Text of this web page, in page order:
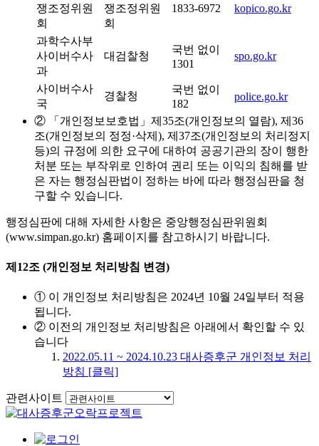
쟁조정위원
회
쟁조정위원
회
1833-6972 kopico.go.kr
과학수사부
사이버수사
과
대검찰청
국번 없이
1301
spo.go.kr
사이버수사
국
경찰청
국번 없이
182
police.go.kr
② 「개인정보보호법」제35조(개인정보의 열람), 제36
조(개인정보의 정정·삭제), 제37조(개인정보의 처리정지
등)의 규정에 의한 요구에 대하여 공공기관의 장이 행한
처분 또는 부작위로 인하여 권리 또는 이익의 침해를 받
은 자는 행정심판법이 정하는 바에 따라 행정심판을 청
구할 수 있습니다.
행정심판에 대해 자세한 사항은 중앙행정심판위원회
(www.simpan.go.kr) 홈페이지를 참고하시기 바랍니다.
제12조 (개인정보 처리방침 변경)
① 이 개인정보 처리방침은 2024년 10월 24일부터 적용
됩니다.
② 이전의 개인정보 처리방침은 아래에서 확인할 수 있
습니다
2022.05.11 ~ 2024.10.23 대사증후군 개인정보 처리
방침 [클릭]
관련사이트